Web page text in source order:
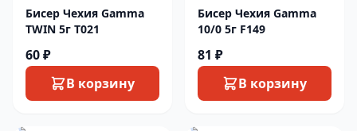
Бисер Чехия Gamma
TWIN 5г T021
60 ₽
В корзину
Бисер Чехия Gamma
10/0 5г F149
81 ₽
В корзину